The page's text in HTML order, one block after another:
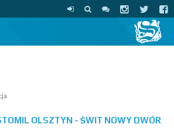
OLSZTYN - ŚWIT NOWY DWÓR